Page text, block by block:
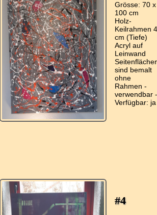
Grösse: 70 x
100 cm
Holz-
Keilrahmen 4
cm (Tiefe)
Acryl auf
Leinwand
sind bemalt
ohne
Rahmen -
verwendbar -
#4